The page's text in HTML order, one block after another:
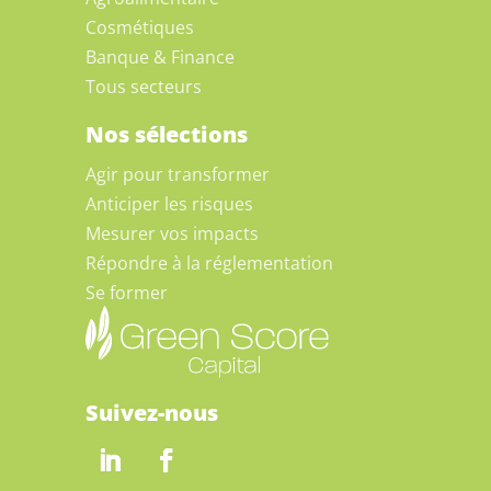
Cosmétiques
Banque & Finance
Tous secteurs
Nos sélections
Agir pour transformer
Anticiper les risques
Mesurer vos impacts
Répondre à la réglementation
Se former
Suivez-nous